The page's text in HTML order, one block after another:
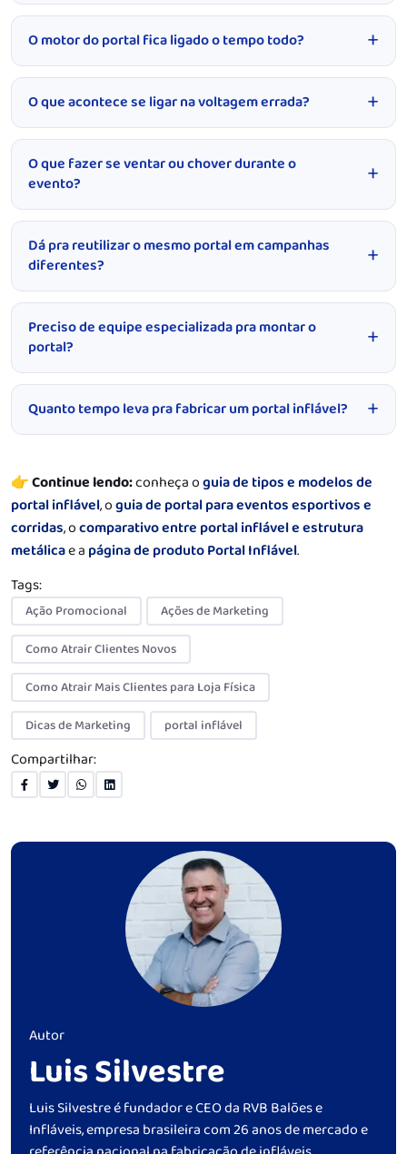
O motor do portal fica ligado o tempo todo?
O que acontece se ligar na voltagem errada?
O que fazer se ventar ou chover durante o
evento?
Dá pra reutilizar o mesmo portal em campanhas
diferentes?
Preciso de equipe especializada pra montar o
portal?
Quanto tempo leva pra fabricar um portal inflável?
👉Continue lendo:conheça oguia de tipos e modelos de
portal inflável, oguia de portal para eventos esportivos e
corridas, ocomparativo entre portal inflável e estrutura
metálicae a página de produto Portal Inflável.
Tags:
Ação Promocional
Ações de Marketing
Como Atrair Clientes Novos
Como Atrair Mais Clientes para Loja Física
Dicas de Marketing
portal inflável
Compartilhar:
Autor
Luis Silvestre
Luis Silvestre é fundador e CEO da RVB Balões e
Infláveis, empresa brasileira com 26 anos de mercado e